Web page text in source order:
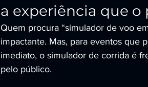
a experiência que
Quem procura “simulador de voo
impactante. Mas, para eventos que
imediato, o simulador de corrida é
pelo público.